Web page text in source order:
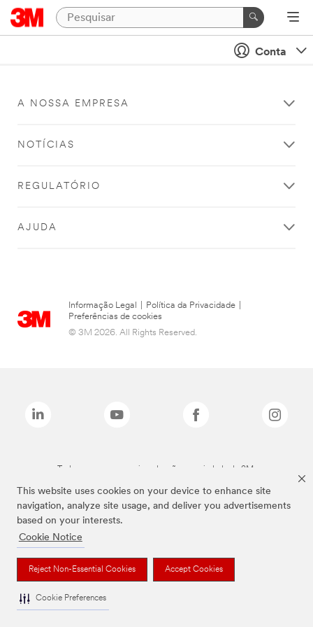
This website uses cookies on your device to enhance site
navigation, analyze site usage, and deliver you advertisements
based on your interests.
Cookie Notice
Reject Non-Essential Cookies Accept Cookies
Cookie Preferences
Conta
A NOSSA EMPRESA
NOTÍCIAS
REGULATÓRIO
AJUDA
Informação Legal Política da Privacidade
Preferências de cookies
© 3M 2026. All Rights Reserved.
Todas as marcas mencionadas são propriedade da 3M.